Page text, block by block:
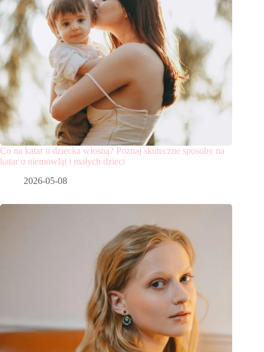
Co na katar u dziecka wiosną? Poznaj skuteczne sposoby na
katar u niemowląt i małych dzieci
2026-05-08